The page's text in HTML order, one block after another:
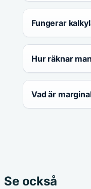
Fungerar
Hur räknar
Vad är
Se också